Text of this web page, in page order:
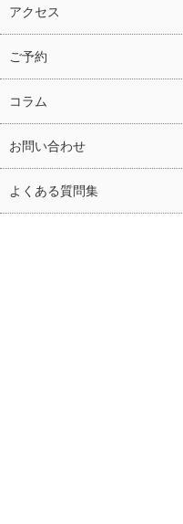
アクセス
ご予約
コラム
お問い合わせ
よくある質問集